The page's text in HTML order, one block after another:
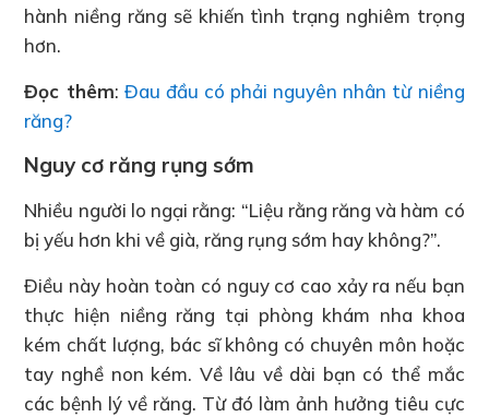
hành niềng răng sẽ khiến tình trạng nghiêm trọng
hơn.
Đọc thêm: Đau đầu có phải nguyên nhân từ niềng
răng?
Nguy cơ răng rụng sớm
Nhiều người lo ngại rằng: “Liệu rằng răng và hàm có
bị yếu hơn khi về già, răng rụng sớm hay không?”.
Điều này hoàn toàn có nguy cơ cao xảy ra nếu bạn
thực hiện niềng răng tại phòng khám nha khoa
kém chất lượng, bác sĩ không có chuyên môn hoặc
tay nghề non kém. Về lâu về dài bạn có thể mắc
các bệnh lý về răng. Từ đó làm ảnh hưởng tiêu cực